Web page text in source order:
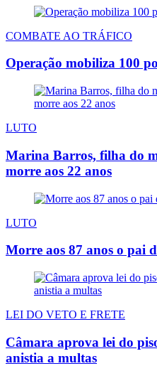
COMBATE AO TRÁFICO
Operação mobiliza 100
LUTO
Marina Barros, filha do
morre aos 22 anos
LUTO
Morre aos 87 anos o pai
LEI DO VETO E FRETE
Câmara aprova lei do
anistia a multas